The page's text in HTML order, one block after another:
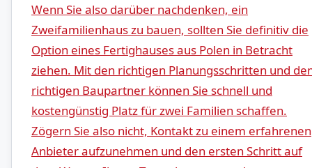
Wenn ⁤Sie also darüber nachdenken, ein
Zweifamilienhaus ‍zu bauen, sollten Sie definitiv die
Option eines Fertighauses aus Polen in Betracht
ziehen. Mit den richtigen Planungsschritten und
richtigen‌ Baupartner können Sie schnell und
kostengünstig Platz für zwei Familien schaffen.
Zögern Sie⁤ also nicht, Kontakt zu einem erfahrenen
Anbieter aufzunehmen ‌und den ersten Schritt ⁤auf